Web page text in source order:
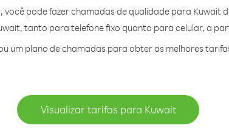
você pode fazer chamadas de qualidade para Kuwait
tanto para telefone fixo quanto para celular, a
um plano de chamadas para obter as melhores
Visualizar tarifas para Kuwait